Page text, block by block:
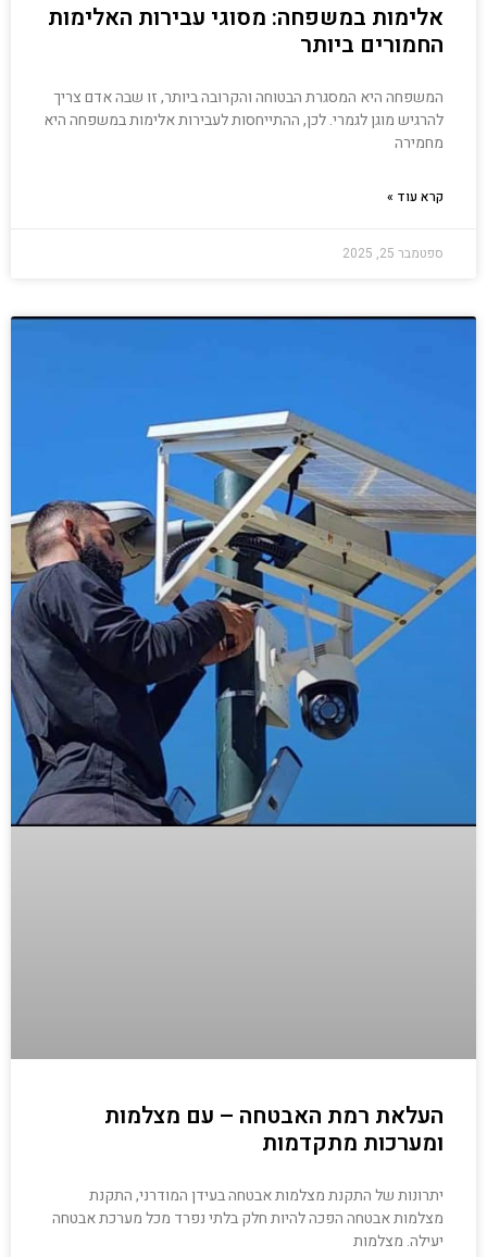
אלימות במשפחה: מסוגי עבירות האלימות
החמורים ביותר
המשפחה היא המסגרת הבטוחה והקרובה ביותר, זו שבה אדם צריך
להרגיש מוגן לגמרי. לכן, ההתייחסות לעבירות אלימות במשפחה היא
מחמירה
קרא עוד »
ספטמבר 25, 2025
העלאת רמת האבטחה – עם מצלמות
ומערכות מתקדמות
יתרונות של התקנת מצלמות אבטחה בעידן המודרני, התקנת
מצלמות אבטחה הפכה להיות חלק בלתי נפרד מכל מערכת אבטחה
יעילה. מצלמות